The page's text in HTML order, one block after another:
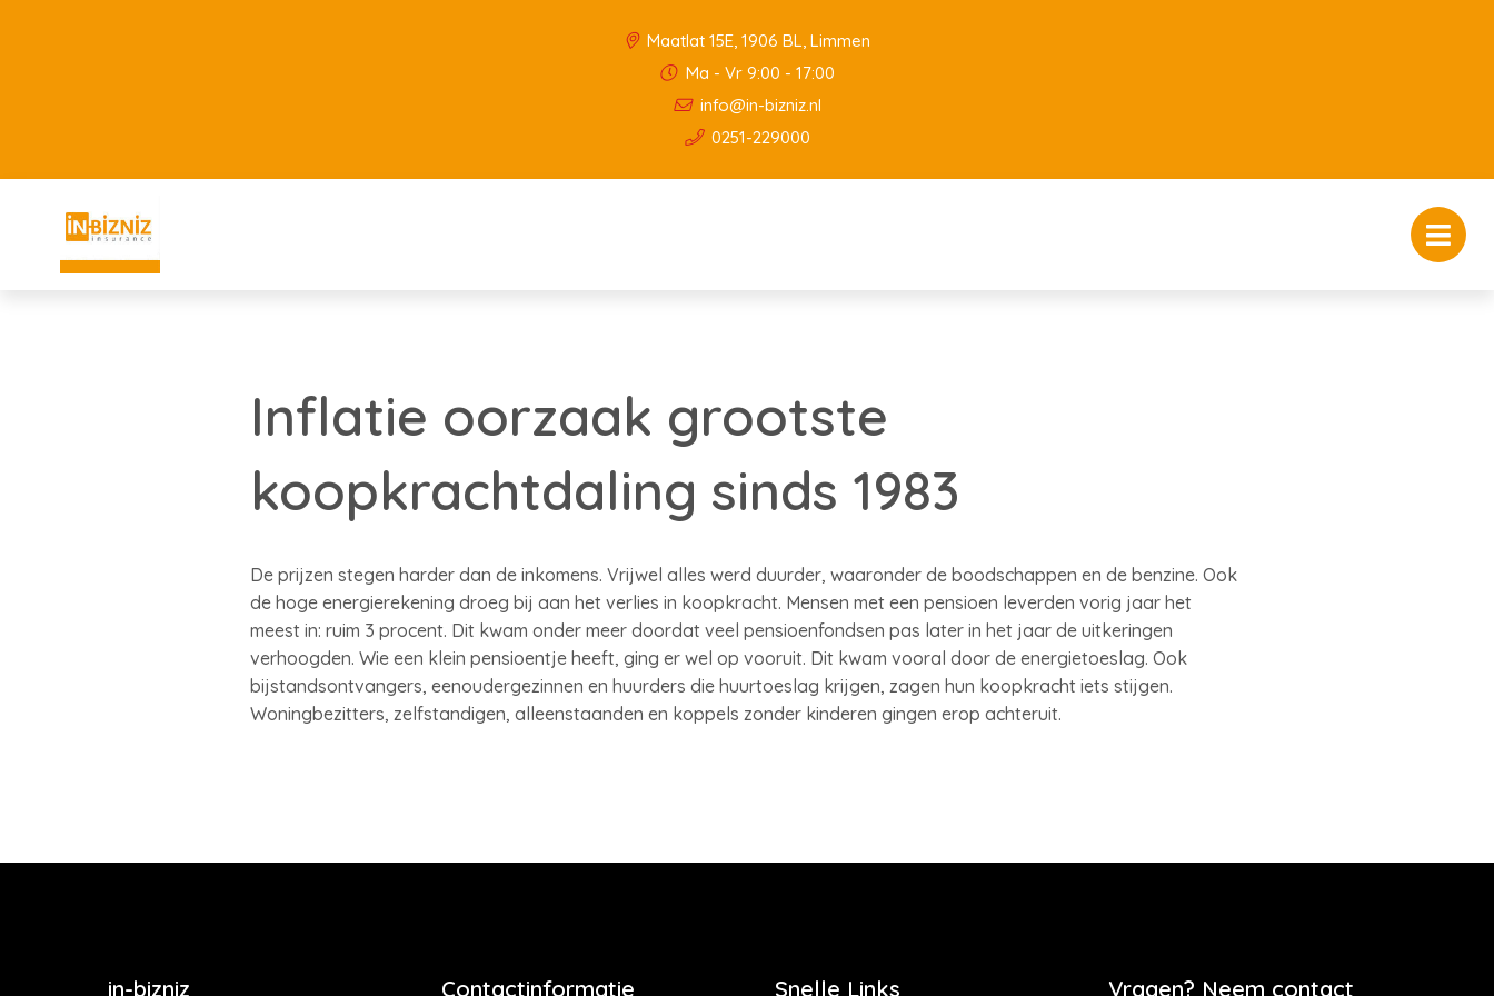
Maatlat 15E, 1906 BL, Limmen
Ma - Vr 9:00 - 17:00
info@in-bizniz.nl
0251-229000
Inflatie oorzaak grootste
koopkrachtdaling sinds 1983
De prijzen stegen harder dan de inkomens. Vrijwel alles werd duurder, waaronder de boodschappen en de benzine. Ook
de hoge energierekening droeg bij aan het verlies in koopkracht. Mensen met een pensioen leverden vorig jaar het
meest in: ruim 3 procent. Dit kwam onder meer doordat veel pensioenfondsen pas later in het jaar de uitkeringen
verhoogden. Wie een klein pensioentje heeft, ging er wel op vooruit. Dit kwam vooral door de energietoeslag. Ook
bijstandsontvangers, eenoudergezinnen en huurders die huurtoeslag krijgen, zagen hun koopkracht iets stijgen.
Woningbezitters, zelfstandigen, alleenstaanden en koppels zonder kinderen gingen erop achteruit.
in-bizniz Contactinformatie Snelle Links Vragen? Neem contact